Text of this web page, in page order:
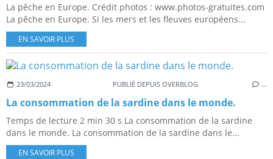
La pêche en Europe. Crédit photos : www.photos-gratuites.com
La pêche en Europe. Si les mers et les fleuves européens...
EN SAVOIR PLUS
23/03/2024 PUBLIÉ DEPUIS OVERBLOG …
La consommation de la sardine dans le monde.
Temps de lecture 2 min 30 s La consommation de la sardine
dans le monde. La consommation de la sardine dans le...
EN SAVOIR PLUS